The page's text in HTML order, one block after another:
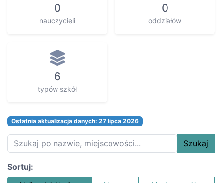
0
nauczycieli
0
oddziałów
6
typów szkół
Ostatnia aktualizacja danych: 27 lipca 2026
Szukaj
Sortuj: